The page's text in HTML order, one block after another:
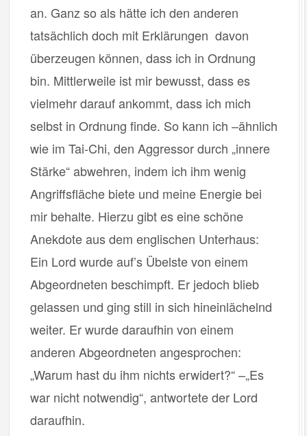
an. Ganz so als hätte ich den anderen
tatsächlich doch mit Erklärungen davon
überzeugen können, dass ich in Ordnung
bin. Mittlerweile ist mir bewusst, dass es
vielmehr darauf ankommt, dass ich mich
selbst in Ordnung finde. So kann ich –ähnlich
wie im Tai-Chi, den Aggressor durch „innere
Stärke“ abwehren, indem ich ihm wenig
Angriffsfläche biete und meine Energie bei
mir behalte. Hierzu gibt es eine schöne
Anekdote aus dem englischen Unterhaus:
Ein Lord wurde auf’s Übelste von einem
Abgeordneten beschimpft. Er jedoch blieb
gelassen und ging still in sich hineinlächelnd
weiter. Er wurde daraufhin von einem
anderen Abgeordneten angesprochen:
„Warum hast du ihm nichts erwidert?“ –„Es
war nicht notwendig“, antwortete der Lord
daraufhin.